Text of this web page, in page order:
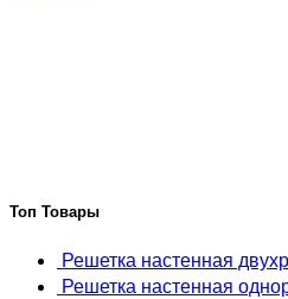
Топ Товары
Решетка настенная
Решетка настенная